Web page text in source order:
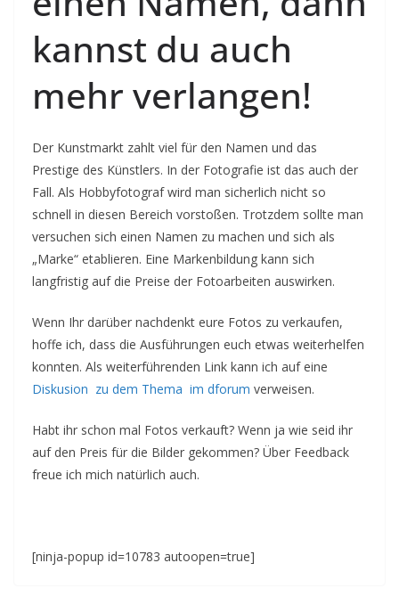
kannst du auch
mehr verlangen!
Der Kunstmarkt zahlt viel für den Namen und das
Prestige des Künstlers. In der Fotografie ist das auch der
Fall. Als Hobbyfotograf wird man sicherlich nicht so
schnell in diesen Bereich vorstoßen. Trotzdem sollte man
versuchen sich einen Namen zu machen und sich als
„Marke“ etablieren. Eine Markenbildung kann sich
langfristig auf die Preise der Fotoarbeiten auswirken.
Wenn Ihr darüber nachdenkt eure Fotos zu verkaufen,
hoffe ich, dass die Ausführungen euch etwas weiterhelfen
konnten. Als weiterführenden Link kann ich auf eine
Diskusion zu dem Thema im dforum verweisen.
Habt ihr schon mal Fotos verkauft? Wenn ja wie seid ihr
auf den Preis für die Bilder gekommen? Über Feedback
freue ich mich natürlich auch.
[ninja-popup id=10783 autoopen=true]